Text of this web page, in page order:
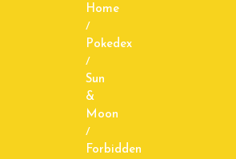
Home
/
Pokedex
/
Sun
&
Moon
/
Forbidden